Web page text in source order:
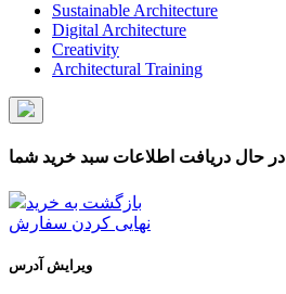
Sustainable Architecture
Digital Architecture
Creativity
Architectural Training
در حال دریافت اطلاعات سبد خرید شما
بازگشت به خرید
نهایی کردن سفارش
ویرایش آدرس